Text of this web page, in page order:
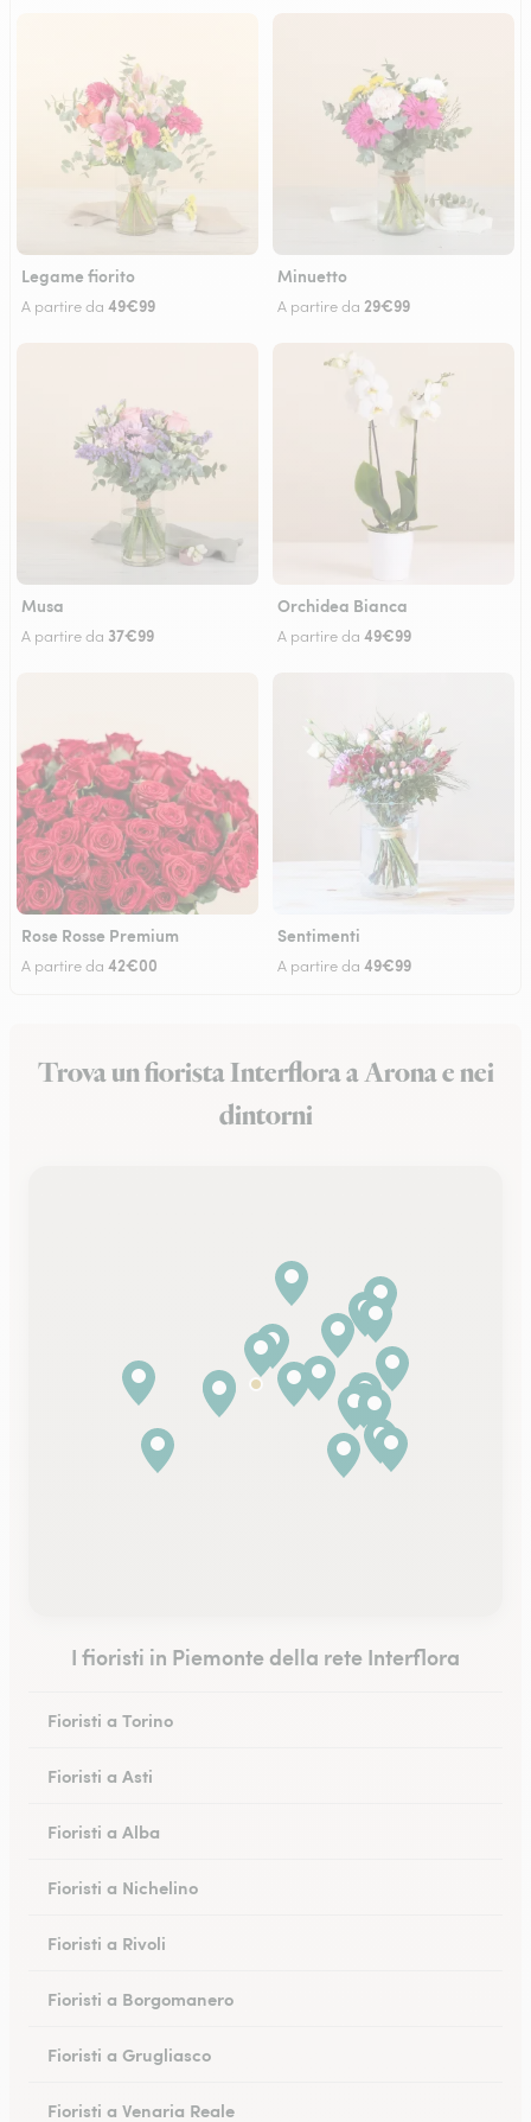
Legame fiorito
A partire da 49€99
Minuetto
A partire da 29€99
Musa
A partire da 37€99
Orchidea Bianca
A partire da 49€99
Rose Rosse Premium
A partire da 42€00
Sentimenti
A partire da 49€99
Trova un fiorista Interflora a Arona e nei
dintorni
I fioristi in Piemonte della rete Interflora
Fioristi a Torino
Fioristi a Asti
Fioristi a Alba
Fioristi a Nichelino
Fioristi a Rivoli
Fioristi a Borgomanero
Fioristi a Grugliasco
Fioristi a Venaria Reale